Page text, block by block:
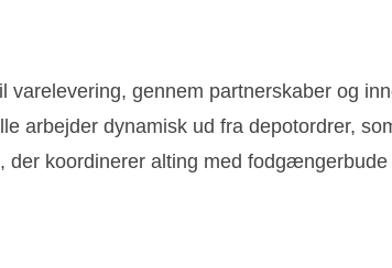
gennem partnerskaber og
arbejder dynamisk ud fra depotordrer,
koordinerer alting med